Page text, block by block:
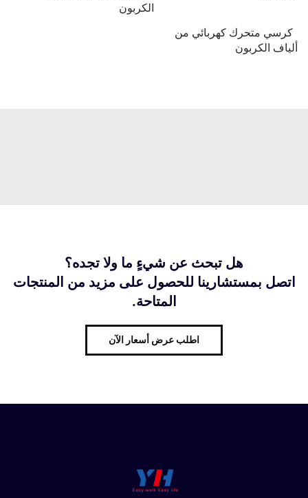
الكربون
كرسي متحرك كهربائي من
ألياف الكربون
هل تبحث عن شيءٍ ما ولا تجده؟
اتصل بمستشارينا للحصول على مزيد من المنتجات
المتاحة.
اطلب عرض أسعار الآن